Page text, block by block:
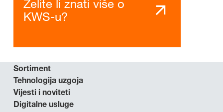
Želite li znati više o
KWS-u?
Sortiment
Tehnologija uzgoja
Vijesti i noviteti
Digitalne usluge